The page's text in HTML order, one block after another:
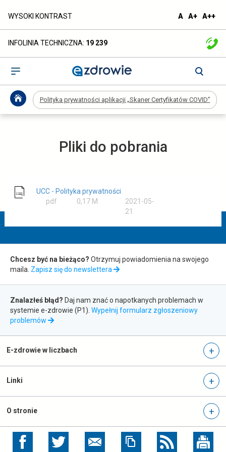
Polityka
prywatności
aplikacji
„Skaner
Certyfikatów
COVID”
ezdrowie.gov.pl
WYSOKI KONTRAST A domyślna
A+większa
A++
INFOLINIA TECHNICZNA: 19 239
Otwórz
Polityka prywatności aplikacji „Skaner Certyfikatów COVID”
Pliki do pobrania
UCC - Polityka prywatności
pdf
rozmiar
0,17 M
2021-05-
21
Zapis
do
newslettera
Chcesz być na bieżąco? Otrzymuj powiadomienia na swojego
maila. Zapisz się do newslettera
Zgłaszanie
błędów
Znalazłeś błąd? Daj nam znać o napotkanych problemach w
systemie e-zdrowie (P1). Wypełnij formularz zgłoszeniowy
problemów
otwiera
nowej
E-zdrowie w liczbach
Linki
O stronie
otwiera
otwiera